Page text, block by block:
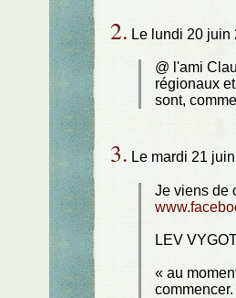
2. Le lundi 20 juin
@ l'ami
régionaux
sont,
3. Le mardi 21
Je viens de
LEV
« au
commencer.